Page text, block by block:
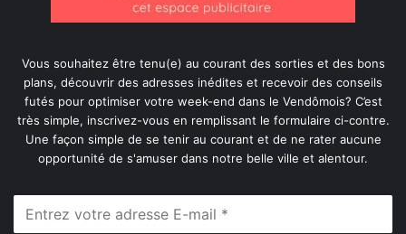
Vous souhaitez être tenu(e) au courant des sorties et des bons
plans, découvrir des adresses inédites et recevoir des conseils
futés pour optimiser votre week-end dans le Vendômois? C’est
très simple, inscrivez-vous en remplissant le formulaire ci-contre.
Une façon simple de se tenir au courant et de ne rater aucune
opportunité de s'amuser dans notre belle ville et alentour.